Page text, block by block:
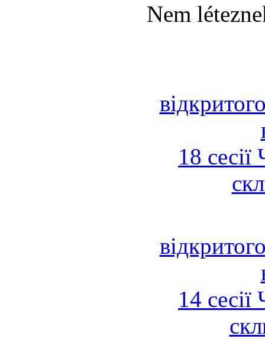
Nem
18 сесії
14 сесії